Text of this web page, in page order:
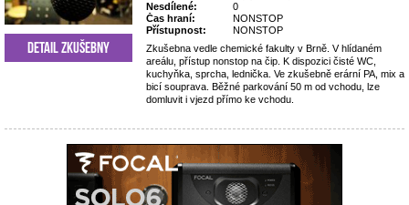
Nesdílené:
0
Čas hraní:
NONSTOP
Přístupnost:
NONSTOP
Zkušebna vedle chemické fakulty v Brně. V hlídaném
areálu, přístup nonstop na čip. K dispozici čisté WC,
kuchyňka, sprcha, lednička. Ve zkušebně erární PA, mix a
bicí souprava. Běžné parkování 50 m od vchodu, lze
domluvit i vjezd přímo ke vchodu.
Detail zkušebny